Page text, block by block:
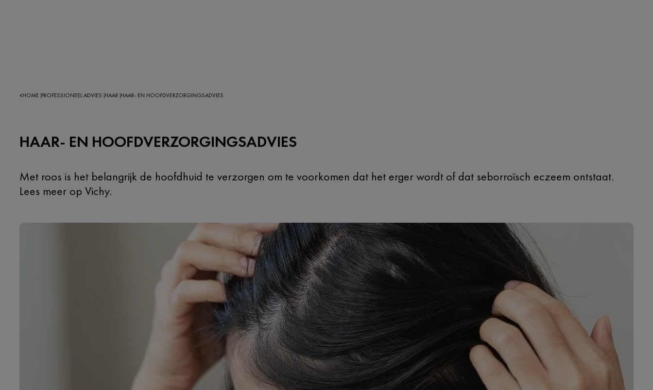
HOME PROFESSIONEEL ADVIES HAAR HAAR- EN HOOFDVERZORGINGSADVIES
HAAR- EN HOOFDVERZORGINGSADVIES
Met roos is het belangrijk de hoofdhuid te verzorgen om te voorkomen dat het erger wordt of dat seborroïsch eczeem ontstaat.
Lees meer op Vichy.